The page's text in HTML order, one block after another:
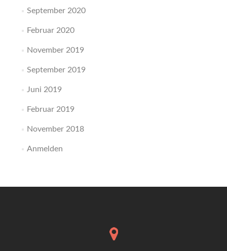
September 2020
Februar 2020
November 2019
September 2019
Juni 2019
Februar 2019
November 2018
Anmelden